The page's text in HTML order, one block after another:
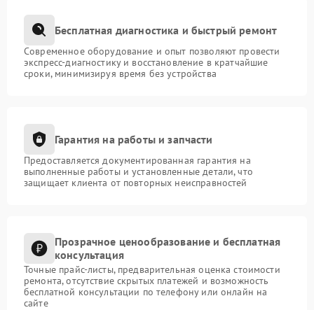
Бесплатная диагностика и быстрый ремонт
Современное оборудование и опыт позволяют провести
экспресс-диагностику и восстановление в кратчайшие
сроки, минимизируя время без устройства
Гарантия на работы и запчасти
Предоставляется документированная гарантия на
выполненные работы и установленные детали, что
защищает клиента от повторных неисправностей
Прозрачное ценообразование и бесплатная
консультация
Точные прайс-листы, предварительная оценка стоимости
ремонта, отсутствие скрытых платежей и возможность
бесплатной консультации по телефону или онлайн на
сайте